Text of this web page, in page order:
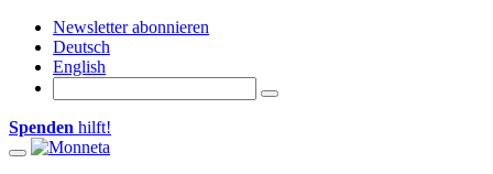
Newsletter abonnieren
Deutsch
English
Spenden hilft!
Toggle navigation